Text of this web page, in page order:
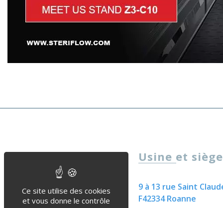
Usine et
9 à 13 rue Saint
F42334 Roanne
Ce site utilise des cookies
et vous donne le contrôle